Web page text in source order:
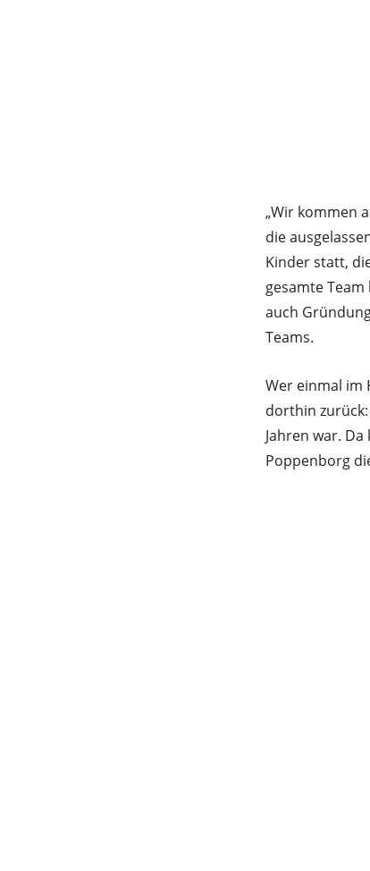
„Wir kommen
die
Kinder statt,
gesamte
auch
Teams.
Wer einmal im
dorthin
Jahren war.
Poppenborg